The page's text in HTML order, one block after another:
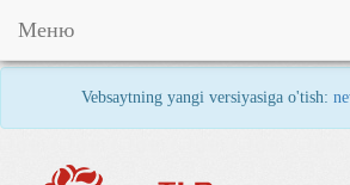
Vebsaytning yangi versiyasiga o'tish:
Меню